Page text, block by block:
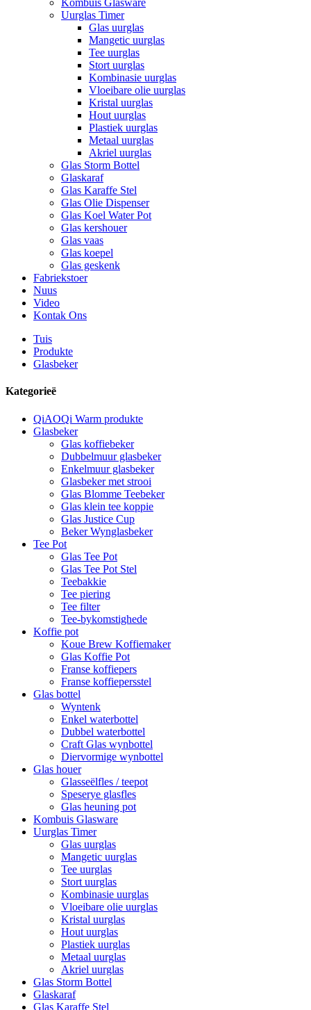
Kombuis Glasware
Uurglas Timer
Glas uurglas
Mangetic uurglas
Tee uurglas
Stort uurglas
Kombinasie uurglas
Vloeibare olie uurglas
Kristal uurglas
Hout uurglas
Plastiek uurglas
Metaal uurglas
Akriel uurglas
Glas Storm Bottel
Glaskaraf
Glas Karaffe Stel
Glas Olie Dispenser
Glas Koel Water Pot
Glas kershouer
Glas vaas
Glas koepel
Glas geskenk
Fabriekstoer
Nuus
Video
Kontak Ons
Tuis
Produkte
Glasbeker
Kategorieë
QiAOQi Warm produkte
Glasbeker
Glas koffiebeker
Dubbelmuur glasbeker
Enkelmuur glasbeker
Glasbeker met strooi
Glas Blomme Teebeker
Glas klein tee koppie
Glas Justice Cup
Beker Wynglasbeker
Tee Pot
Glas Tee Pot
Glas Tee Pot Stel
Teebakkie
Tee piering
Tee filter
Tee-bykomstighede
Koffie pot
Koue Brew Koffiemaker
Glas Koffie Pot
Franse koffiepers
Franse koffiepersstel
Glas bottel
Wyntenk
Enkel waterbottel
Dubbel waterbottel
Craft Glas wynbottel
Diervormige wynbottel
Glas houer
Glasseëlfles / teepot
Speserye glasfles
Glas heuning pot
Kombuis Glasware
Uurglas Timer
Glas uurglas
Mangetic uurglas
Tee uurglas
Stort uurglas
Kombinasie uurglas
Vloeibare olie uurglas
Kristal uurglas
Hout uurglas
Plastiek uurglas
Metaal uurglas
Akriel uurglas
Glas Storm Bottel
Glaskaraf
Glas Karaffe Stel